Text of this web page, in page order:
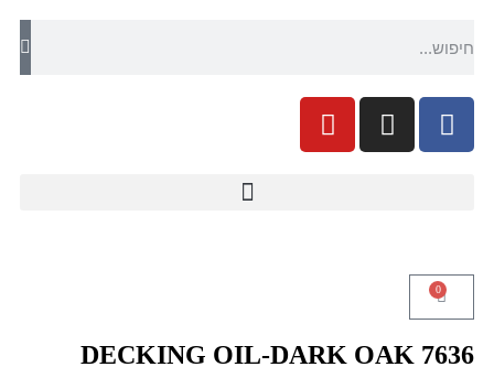
0
DECKING OIL-DARK OAK 7636